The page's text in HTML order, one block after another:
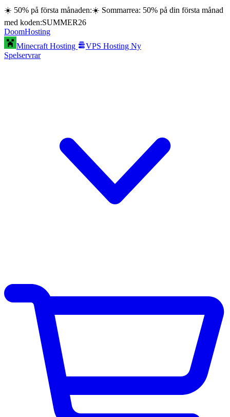
☀️ 50% på första månaden:☀️ Sommarrea: 50% på din första månad
med koden:SUMMER26
DoomHosting
Minecraft Hosting
VPS Hosting Ny
Spelservrar